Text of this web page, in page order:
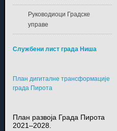
Руководиоци Градске
управе
Службени лист града Ниша
План дигиталне трансформације
града Пирота
План развоја Града Пирота
2021–2028.